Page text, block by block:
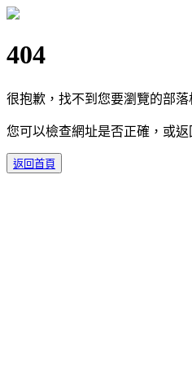
404
很抱歉，找不到您要瀏覽的部
您可以檢查網址是否正確，或
返回首頁